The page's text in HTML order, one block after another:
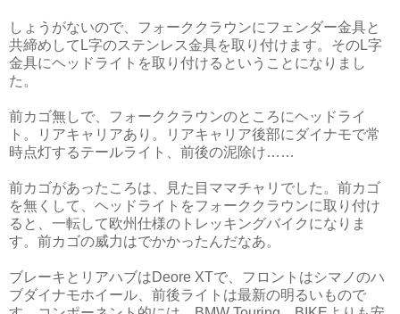
しょうがないので、フォーククラウンにフェンダー金具と
共締めしてL字のステンレス金具を取り付けます。そのL字
金具にヘッドライトを取り付けるということになりまし
た。
前カゴ無しで、フォーククラウンのところにヘッドライ
ト。リアキャリアあり。リアキャリア後部にダイナモで常
時点灯するテールライト、前後の泥除け……
前カゴがあったころは、見た目ママチャリでした。前カゴ
を無くして、ヘッドライトをフォーククラウンに取り付け
ると、一転して欧州仕様のトレッキングバイクになりま
す。前カゴの威力はでかかったんだなあ。
ブレーキとリアハブはDeore XTで、フロントはシマノのハ
ブダイナモホイール、前後ライトは最新の明るいもので